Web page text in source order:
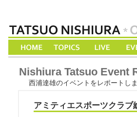
Nishiura Tatsuo Event
西浦達雄のイベントをレポートし
アミティエスポーツクラブ